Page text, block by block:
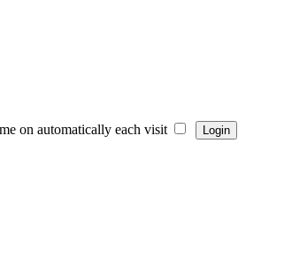
on automatically each visit